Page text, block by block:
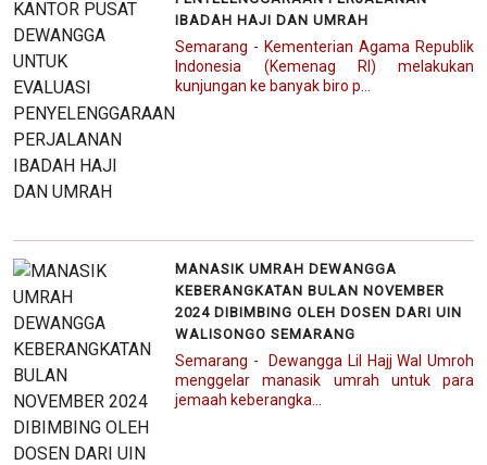
IBADAH HAJI DAN UMRAH
Semarang - Kementerian Agama Republik
Indonesia (Kemenag RI) melakukan
kunjungan ke banyak biro p...
MANASIK UMRAH DEWANGGA
KEBERANGKATAN BULAN NOVEMBER
2024 DIBIMBING OLEH DOSEN DARI UIN
WALISONGO SEMARANG
Semarang - Dewangga Lil Hajj Wal Umroh
menggelar manasik umrah untuk para
jemaah keberangka...